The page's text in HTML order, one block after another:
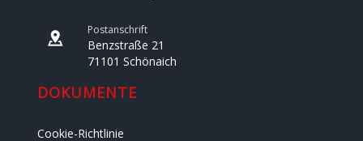
Postanschrift
Benzstraße 21
71101 Schönaich
DOKUMENTE
Cookie-Richtlinie